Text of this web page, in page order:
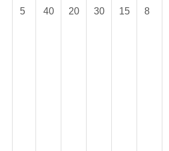
5 40 20 30 15 8